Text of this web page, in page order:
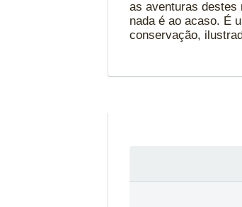
as aventuras destes
nada é ao acaso. É
conservação,